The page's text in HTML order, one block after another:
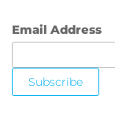
Email Address